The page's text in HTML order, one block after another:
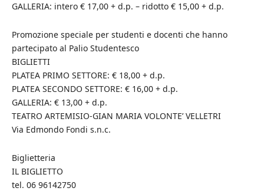
GALLERIA: intero € 17,00 + d.p. – ridotto € 15,00 + d.p.
Promozione speciale per studenti e docenti che hanno
partecipato al Palio Studentesco
BIGLIETTI
PLATEA PRIMO SETTORE: € 18,00 + d.p.
PLATEA SECONDO SETTORE: € 16,00 + d.p.
GALLERIA: € 13,00 + d.p.
TEATRO ARTEMISIO-GIAN MARIA VOLONTE’ VELLETRI
Via Edmondo Fondi s.n.c.
Biglietteria
IL BIGLIETTO
tel. 06 96142750